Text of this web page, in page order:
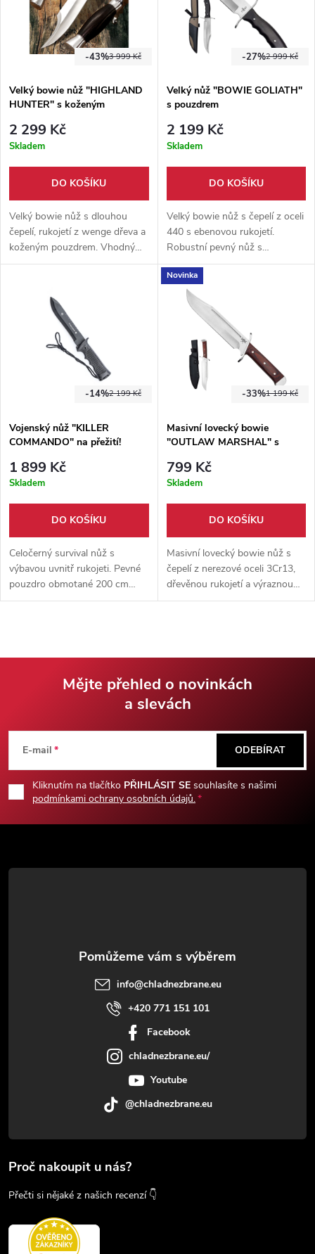
3 999 Kč
-43%
Velký bowie nůž "HIGHLAND
HUNTER" s koženým
2 299 Kč
Skladem
DO KOŠÍKU
Velký bowie nůž s dlouhou
čepelí, rukojetí z wenge dřeva a
koženým pouzdrem. Vhodný
pro outdoor, bushcraft, lov,
2 999 Kč
-27%
Velký nůž "BOWIE GOLIATH"
s pouzdrem
2 199 Kč
Skladem
DO KOŠÍKU
Velký bowie nůž s čepelí z oceli
440 s ebenovou rukojetí.
Robustní pevný nůž s
pouzdrem pro náročný
outdoor, bushcraft i survival
použití.
2 199 Kč
-14%
Vojenský nůž "KILLER
COMMANDO" na přežití!
1 899 Kč
Skladem
DO KOŠÍKU
Celočerný survival nůž s
výbavou uvnitř rukojeti. Pevné
pouzdro obmotané 200 cm
dlouhou armádní tkaninou,
Novinka
1 199 Kč
-33%
Masivní lovecký bowie
"OUTLAW MARSHAL" s
799 Kč
Skladem
DO KOŠÍKU
Masivní lovecký bowie nůž s
čepelí z nerezové oceli 3Cr13,
dřevěnou rukojetí a výraznou
kovovou záštitou. Tradiční
p
a
Mějte přehled o novinkách
a slevách
E-mail
Kliknutím na tlačítko PŘIHLÁSIT SE souhlasíte s našimi
podmínkami ochrany osobních údajů.
ODEBÍRAT
info@chladnezbrane.eu
+420 771 151 101
Facebook
chladnezbrane.eu/
Youtube
@chladnezbrane.eu
Proč nakoupit u nás?
Přečti si nějaké z našich recenzí 👇